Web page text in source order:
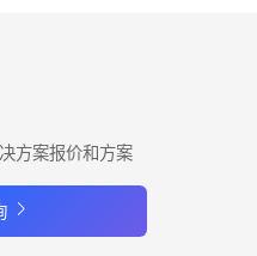
方案报价和方案